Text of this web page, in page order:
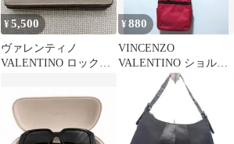
¥5,500
ヴァレンティノ
VALENTINO ロックス
¥880
VINCENZO
VALENTINO ショルダ
ーバッグ レッド